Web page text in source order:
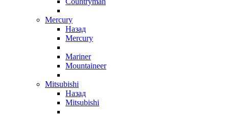
Mercury
Назад
Mercury
Mariner
Mountaineer
Mitsubishi
Назад
Mitsubishi